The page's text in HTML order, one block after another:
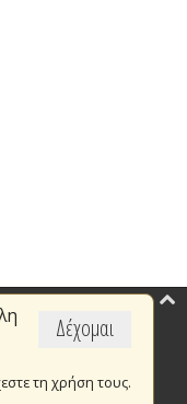
Δέχομαι
τη χρήση τους.